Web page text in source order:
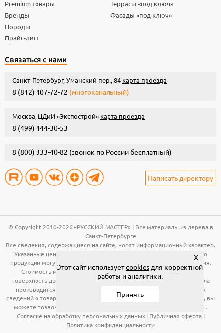
Premium товары
Бренды
Породы
Прайс-лист
Террасы «под ключ»
Фасады «под ключ»
Связаться с нами
Санкт-Петербург, Уманский пер., 84 карта проезда
8 (812) 407-72-72 (многоканальный)
Москва, ЦДиИ «Экспострой» карта проезда
8 (499) 444-30-53
8 (800) 333-40-82 (звонок по России бесплатный)
Написать директору
© Copyright 2010-2026 «РУССКИЙ МАСТЕР» | Все материалы из дерева в
Санкт-Петербурге
Все сведения, содержащиеся на сайте, носят информационный характер.
Указанные цены, технические характеристики и иная информация о
продукции могут быть изменены без предварительного уведомления.
Стоимость материала (вагонка, панели и т.д.) указана за общую
поверхность древесины. Расчет необходимого количества материала
производится по рабочей поверхности. Для получения подробных
сведений о товарах, указанных на сайте, в том числе об их стоимости, вы
можете позвонить по телефонам, указанным в разделе "Контакты".
Согласие на обработку персональных данных| Публичная оферта|
Политика конфиденциальности
X
Этот сайт используетcookies для корректной
работы и аналитики.
Принять